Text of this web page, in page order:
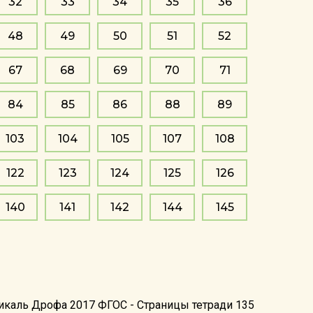
48 49 50 51 52
67 68 69 70 71
84 85 86 88 89
103 104 105 107 108
122 123 124 125 126
140 141 142 144 145
Дрофа 2017 ФГОС - Страницы тетради 135